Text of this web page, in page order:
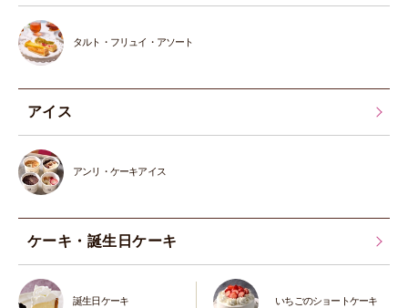
タルト・フリュイ・アソート
アイス
アンリ・ケーキアイス
ケーキ・誕生日ケーキ
誕生日ケーキ いちごのショートケーキ